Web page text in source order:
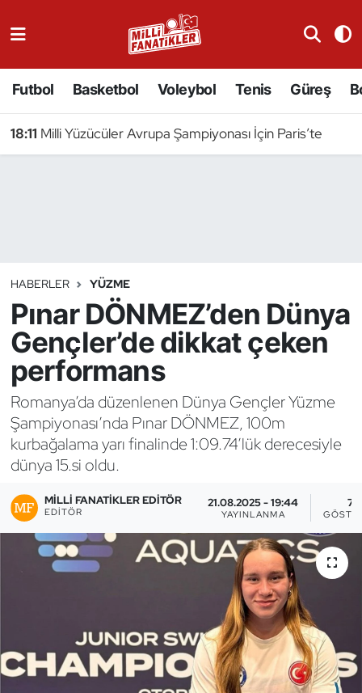
Futbol Basketbol Voleybol Tenis Güreş
18:11 Milli Yüzücüler Avrupa Şampiyonası İçin Paris’te
HABERLER YÜZME
Pınar DÖNMEZ’den Dünya
Gençler’de dikkat çeken
performans
Romanya’da düzenlenen Dünya Gençler Yüzme
Şampiyonası’nda Pınar DÖNMEZ, 100m
kurbağalama yarı finalinde 1:09.74’lük derecesiyle
dünya 15.si oldu.
MILLI FANATIKLER EDITÖR
EDITÖR
21.08.2025 - 19:44
YAYINLANMA
7
Badminton
Binicilik
Bisiklet
Boks
Briç
Buz Hokeyi
Buz Pateni
Cimnastik
Curling